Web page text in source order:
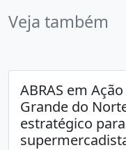
Veja também
ABRAS em
Grande do
estratégico